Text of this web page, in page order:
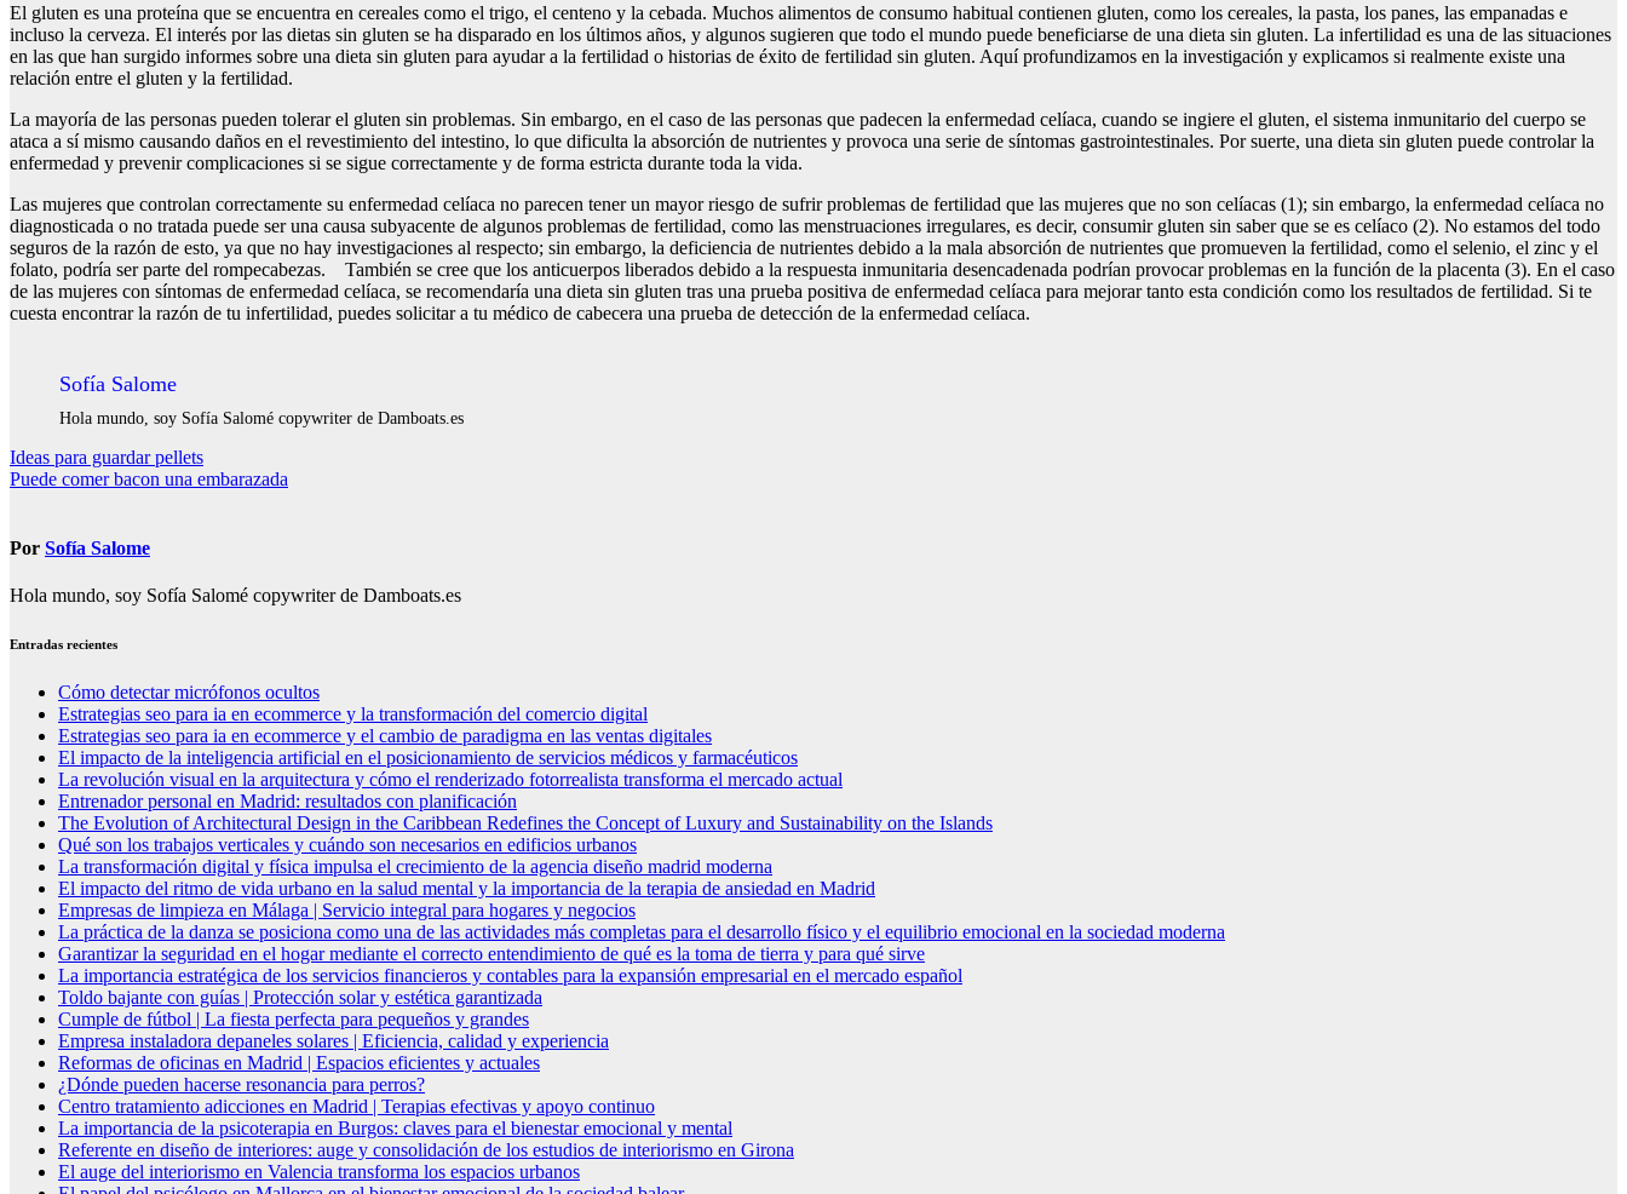
El gluten es una proteína que se encuentra en cereales como el trigo, el centeno y la cebada. Muchos alimentos de consumo habitual contienen gluten, como los cereales, la pasta, los panes, las empanadas e
incluso la cerveza. El interés por las dietas sin gluten se ha disparado en los últimos años, y algunos sugieren que todo el mundo puede beneficiarse de una dieta sin gluten. La infertilidad es una de las situaciones
en las que han surgido informes sobre una dieta sin gluten para ayudar a la fertilidad o historias de éxito de fertilidad sin gluten. Aquí profundizamos en la investigación y explicamos si realmente existe una
relación entre el gluten y la fertilidad.
La mayoría de las personas pueden tolerar el gluten sin problemas. Sin embargo, en el caso de las personas que padecen la enfermedad celíaca, cuando se ingiere el gluten, el sistema inmunitario del cuerpo se
ataca a sí mismo causando daños en el revestimiento del intestino, lo que dificulta la absorción de nutrientes y provoca una serie de síntomas gastrointestinales. Por suerte, una dieta sin gluten puede controlar la
enfermedad y prevenir complicaciones si se sigue correctamente y de forma estricta durante toda la vida.
Las mujeres que controlan correctamente su enfermedad celíaca no parecen tener un mayor riesgo de sufrir problemas de fertilidad que las mujeres que no son celíacas (1); sin embargo, la enfermedad celíaca no
diagnosticada o no tratada puede ser una causa subyacente de algunos problemas de fertilidad, como las menstruaciones irregulares, es decir, consumir gluten sin saber que se es celíaco (2). No estamos del todo
seguros de la razón de esto, ya que no hay investigaciones al respecto; sin embargo, la deficiencia de nutrientes debido a la mala absorción de nutrientes que promueven la fertilidad, como el selenio, el zinc y el
folato, podría ser parte del rompecabezas. También se cree que los anticuerpos liberados debido a la respuesta inmunitaria desencadenada podrían provocar problemas en la función de la placenta (3). En el caso
de las mujeres con síntomas de enfermedad celíaca, se recomendaría una dieta sin gluten tras una prueba positiva de enfermedad celíaca para mejorar tanto esta condición como los resultados de fertilidad. Si te
cuesta encontrar la razón de tu infertilidad, puedes solicitar a tu médico de cabecera una prueba de detección de la enfermedad celíaca.
Sofía Salome
Hola mundo, soy Sofía Salomé copywriter de Damboats.es
Navegación
de
Ideas para guardar pellets
Puede comer bacon una embarazada
Por Sofía Salome
Hola mundo, soy Sofía Salomé copywriter de Damboats.es
Entradas recientes
Cómo detectar micrófonos ocultos
Estrategias seo para ia en ecommerce y la transformación del comercio digital
Estrategias seo para ia en ecommerce y el cambio de paradigma en las ventas digitales
El impacto de la inteligencia artificial en el posicionamiento de servicios médicos y farmacéuticos
La revolución visual en la arquitectura y cómo el renderizado fotorrealista transforma el mercado actual
Entrenador personal en Madrid: resultados con planificación
The Evolution of Architectural Design in the Caribbean Redefines the Concept of Luxury and Sustainability on the Islands
Qué son los trabajos verticales y cuándo son necesarios en edificios urbanos
La transformación digital y física impulsa el crecimiento de la agencia diseño madrid moderna
El impacto del ritmo de vida urbano en la salud mental y la importancia de la terapia de ansiedad en Madrid
Empresas de limpieza en Málaga | Servicio integral para hogares y negocios
La práctica de la danza se posiciona como una de las actividades más completas para el desarrollo físico y el equilibrio emocional en la sociedad moderna
Garantizar la seguridad en el hogar mediante el correcto entendimiento de qué es la toma de tierra y para qué sirve
La importancia estratégica de los servicios financieros y contables para la expansión empresarial en el mercado español
Toldo bajante con guías | Protección solar y estética garantizada
Cumple de fútbol | La fiesta perfecta para pequeños y grandes
Empresa instaladora depaneles solares | Eficiencia, calidad y experiencia
Reformas de oficinas en Madrid | Espacios eficientes y actuales
¿Dónde pueden hacerse resonancia para perros?
Centro tratamiento adicciones en Madrid | Terapias efectivas y apoyo continuo
La importancia de la psicoterapia en Burgos: claves para el bienestar emocional y mental
Referente en diseño de interiores: auge y consolidación de los estudios de interiorismo en Girona
El auge del interiorismo en Valencia transforma los espacios urbanos